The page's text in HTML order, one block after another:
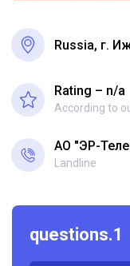
Russia, г.
Rating – n/a
According to
АО "ЭР-
Landline
questions.1